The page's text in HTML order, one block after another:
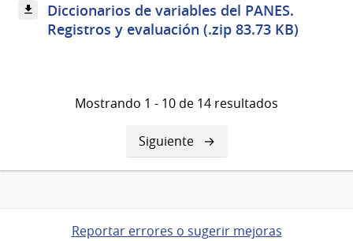
Diccionarios de variables del PANES.
Registros y evaluación (.zip 83.73 KB)
Mostrando 1 - 10 de 14 resultados
Siguiente
página
Siguiente
Reportar errores o sugerir mejoras